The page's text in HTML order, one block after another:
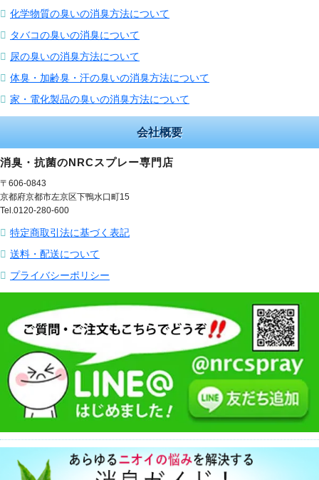
化学物質の臭いの消臭方法について
タバコの臭いの消臭について
尿の臭いの消臭方法について
体臭・加齢臭・汗の臭いの消臭方法について
家・電化製品の臭いの消臭方法について
会社概要
消臭・抗菌のNRCスプレー専門店
〒606-0843
京都府京都市左京区下鴨水口町15
Tel.0120-280-600
特定商取引法に基づく表記
送料・配送について
プライバシーポリシー